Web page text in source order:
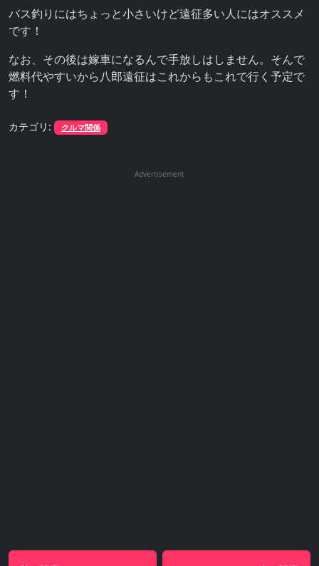
バス釣りにはちょっと小さいけど遠征多い人にはオススメ
です！
なお、その後は嫁車になるんで手放しはしません。そんで
燃料代やすいから八郎遠征はこれからもこれで行く予定で
す！
カテゴリ: クルマ関係
Advertisement